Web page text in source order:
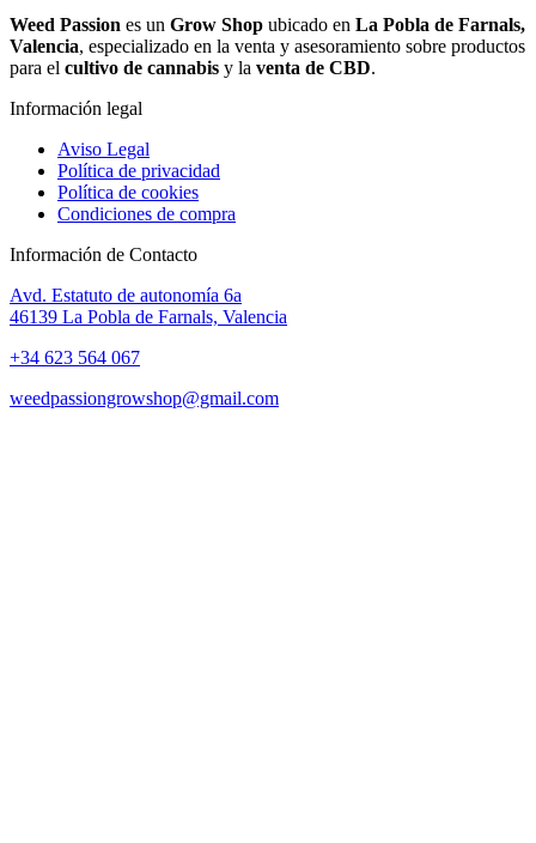
Weed Passion es un Grow Shop ubicado en La Pobla de Farnals,
Valencia, especializado en la venta y asesoramiento sobre productos
para el cultivo de cannabis y la venta de CBD.
Información legal
Aviso Legal
Política de privacidad
Política de cookies
Condiciones de compra
Información de Contacto
Avd. Estatuto de autonomía 6a
46139 La Pobla de Farnals, Valencia
+34 623 564 067
weedpassiongrowshop@gmail.com